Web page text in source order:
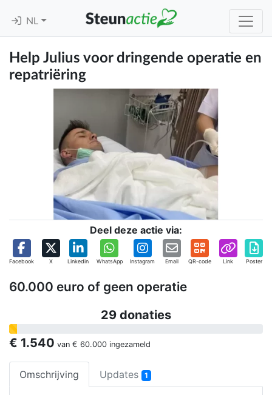
NL
Help Julius voor dringende operatie en
repatriëring
Deel deze actie via:
Facebook X Linkedin WhatsApp Instagram Email QR-code Link Poster
60.000 euro of geen operatie
29 donaties
€ 1.540 van € 60.000 ingezameld
Omschrijving Updates 1